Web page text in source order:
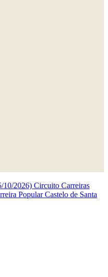
10/2026) Circuito Carreiras
Popular Castelo de Santa